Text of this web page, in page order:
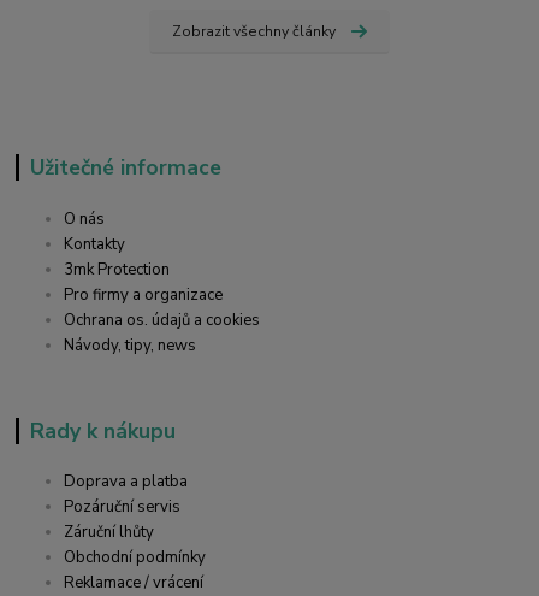
Zobrazit všechny články
Užitečné informace
O nás
Kontakty
3mk Protection
Pro firmy a organizace
Ochrana os. údajů a cookies
Návody, tipy, news
Rady k nákupu
Doprava a platba
Pozáruční servis
Záruční lhůty
Obchodní podmínky
Reklamace / vrácení